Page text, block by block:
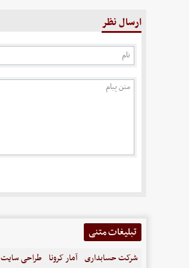
ارسال نظر
تبلیغات متنی
شرکت حسابداری آمار کرونا طراحی سایت